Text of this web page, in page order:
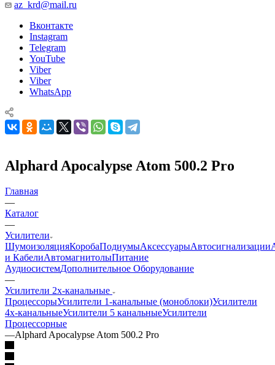
az_krd@mail.ru
Вконтакте
Instagram
Telegram
YouTube
Viber
Viber
WhatsApp
Alphard Apocalypse Atom 500.2 Pro
Главная
—
Каталог
—
Усилители
ШумоизоляцияКоробаПодиумыАксессуарыАвтосигнализации
и КабелиАвтомагнитолыПитание
АудиосистемДополнительное Оборудование
—
Усилители 2х-канальные
ПроцессорыУсилители 1-канальные (моноблоки)Усилители
4х-канальныеУсилители 5 канальныеУсилители
Процессорные
—Alphard Apocalypse Atom 500.2 Pro